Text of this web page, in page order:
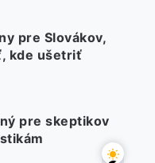
pre Slovákov,
kde ušetriť
pre skeptikov